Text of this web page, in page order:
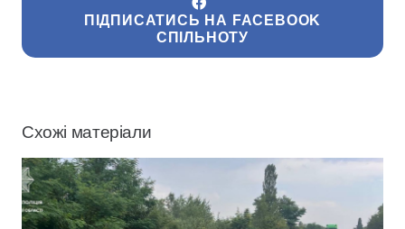
ПІДПИСАТИСЬ НА FACEBOOK
СПІЛЬНОТУ
Схожі матеріали